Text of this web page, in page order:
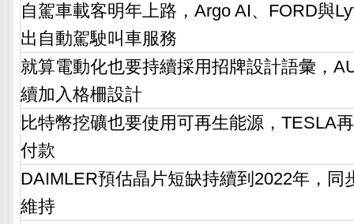
自駕車載客明年上路，Argo AI、FORD與
出自動駕駛叫車服務
就算電動化也要持續採用招牌設計語彙，
續加入格柵設計
比特幣挖礦也要使用可再生能源，TESLA
付款
DAIMLER預估晶片短缺持續到2022年，同
維持